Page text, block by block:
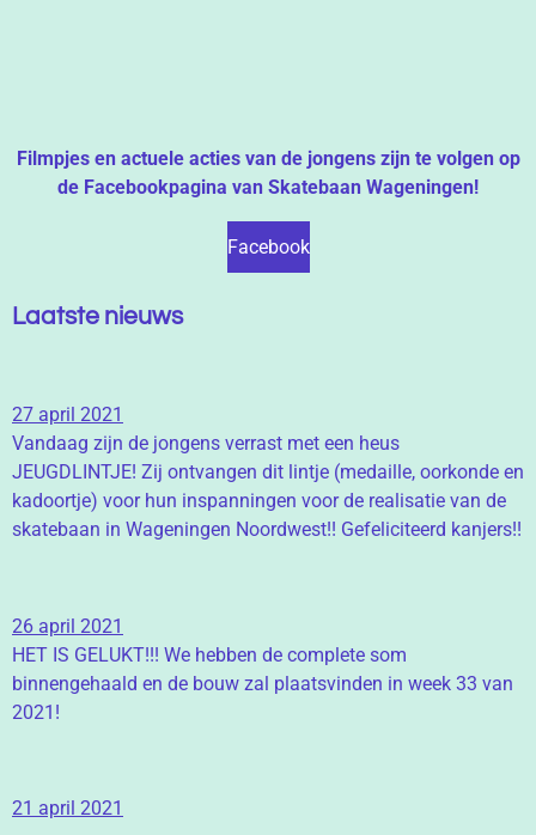
Filmpjes en actuele acties van de jongens zijn te volgen op
de Facebookpagina van Skatebaan Wageningen!
Facebook
Laatste nieuws
27 april 2021
Vandaag zijn de jongens verrast met een heus
JEUGDLINTJE! Zij ontvangen dit lintje (medaille, oorkonde en
kadoortje) voor hun inspanningen voor de realisatie van de
skatebaan in Wageningen Noordwest!! Gefeliciteerd kanjers!!
26 april 2021
HET IS GELUKT!!! We hebben de complete som
binnengehaald en de bouw zal plaatsvinden in week 33 van
2021!
21 april 2021